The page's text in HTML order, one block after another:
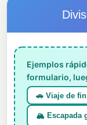
Ejemplos
formulario,
🚗 Viaje de
🏔️ Escapada